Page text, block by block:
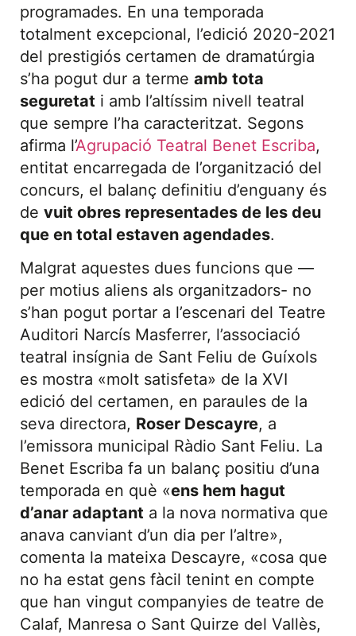
programades. En una temporada
totalment excepcional, l’edició 2020-2021
del prestigiós certamen de dramatúrgia
s’ha pogut dur a terme amb tota
seguretat i amb l’altíssim nivell teatral
que sempre l’ha caracteritzat. Segons
afirma l’Agrupació Teatral Benet Escriba,
entitat encarregada de l’organització del
concurs, el balanç definitiu d’enguany és
de vuit obres representades de les deu
que en total estaven agendades.
Malgrat aquestes dues funcions que —
per motius aliens als organitzadors- no
s’han pogut portar a l’escenari del Teatre
Auditori Narcís Masferrer, l’associació
teatral insígnia de Sant Feliu de Guíxols
es mostra «molt satisfeta» de la XVI
edició del certamen, en paraules de la
seva directora, Roser Descayre, a
l’emissora municipal Ràdio Sant Feliu. La
Benet Escriba fa un balanç positiu d’una
temporada en què «ens hem hagut
d’anar adaptant a la nova normativa que
anava canviant d’un dia per l’altre»,
comenta la mateixa Descayre, «cosa que
no ha estat gens fàcil tenint en compte
que han vingut companyies de teatre de
Calaf, Manresa o Sant Quirze del Vallès,